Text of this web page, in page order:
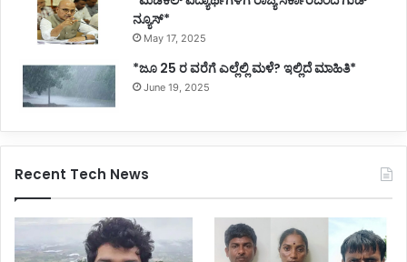
ನ್ಯೂಸ್*
May 17, 2025
*ಜೂ 25 ರ ವರೆಗೆ ಎಲ್ಲೆಲ್ಲಿ ಮಳೆ? ಇಲ್ಲಿದೆ ಮಾಹಿತಿ*
June 19, 2025
Recent Tech News